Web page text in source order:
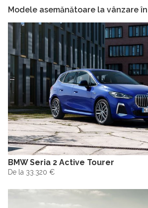
Modele asemănătoare la vânzare
BMW Seria 2 Active Tourer
De la 33.320 €